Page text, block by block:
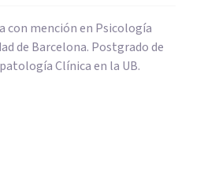
con mención en Psicología
de Barcelona. Postgrado de
Clínica en la UB.